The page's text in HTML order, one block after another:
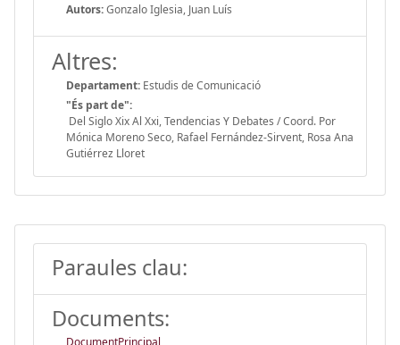
Autors:Gonzalo Iglesia, Juan Luís
Altres:
Departament: Estudis de Comunicació
"És part de":
Del Siglo Xix Al Xxi, Tendencias Y Debates / Coord. Por
Mónica Moreno Seco, Rafael Fernández-Sirvent, Rosa Ana
Gutiérrez Lloret
Paraules clau:
Documents:
DocumentPrincipal